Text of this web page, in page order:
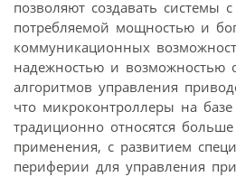
позволяют создавать системы
потребляемой мощностью и
коммуникационных
надежностью и возможностью
алгоритмов управления
что микроконтроллеры на базе
традиционно относятся
применения, с развитием
периферии для управления